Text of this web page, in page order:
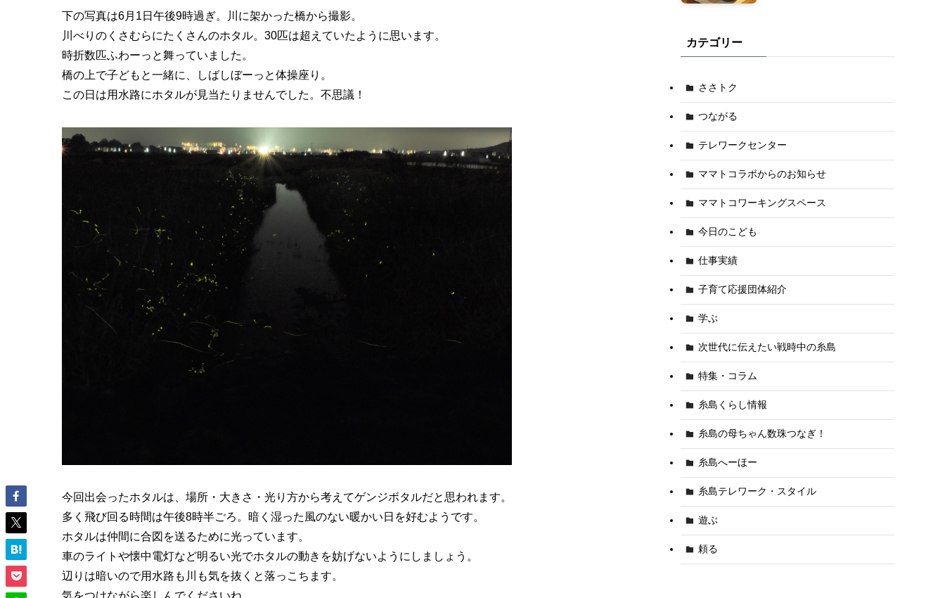
下の写真は6月1日午後9時過ぎ。川に架かった橋から撮影。
川べりのくさむらにたくさんのホタル。30匹は超えていたように思います。
時折数匹ふわーっと舞っていました。
橋の上で子どもと一緒に、しばしぼーっと体操座り。
この日は用水路にホタルが見当たりませんでした。不思議！
今回出会ったホタルは、場所・大きさ・光り方から考えてゲンジボタルだと思われます。
多く飛び回る時間は午後8時半ごろ。暗く湿った風のない暖かい日を好むようです。
ホタルは仲間に合図を送るために光っています。
車のライトや懐中電灯など明るい光でホタルの動きを妨げないようにしましょう。
辺りは暗いので用水路も川も気を抜くと落っこちます。
気をつけながら楽しんでくださいね。
カテゴリー
ささトク
つながる
テレワークセンター
ママトコラボからのお知らせ
ママトコワーキングスペース
今日のこども
仕事実績
子育て応援団体紹介
学ぶ
次世代に伝えたい戦時中の糸島
特集・コラム
糸島くらし情報
糸島の母ちゃん数珠つなぎ！
糸島へーほー
糸島テレワーク・スタイル
遊ぶ
頼る